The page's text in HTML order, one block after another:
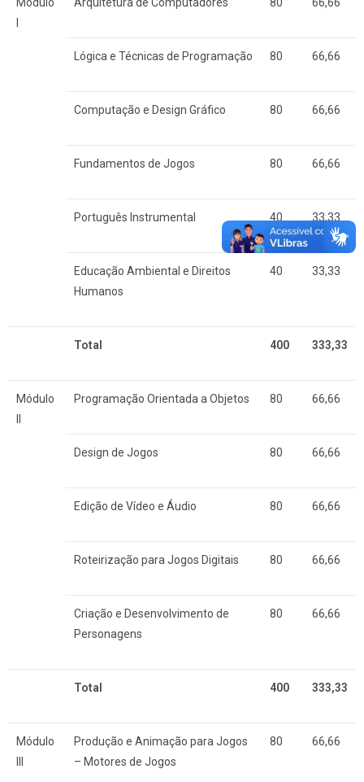
Módulo
Arquitetura de Computadores 80 66,66
Lógica e Técnicas de Programação 80 66,66
Computação e Design Gráfico 80 66,66
Fundamentos de Jogos 80 66,66
Português Instrumental 40 33,33
Educação Ambiental e Direitos
Humanos
40 33,33
Total 400 333,33
Módulo
Programação Orientada a Objetos 80 66,66
Design de Jogos 80 66,66
Edição de Vídeo e Áudio 80 66,66
Roteirização para Jogos Digitais 80 66,66
Criação e Desenvolvimento de
Personagens
80 66,66
Total 400 333,33
Módulo
Produção e Animação para Jogos
– Motores de Jogos
80 66,66